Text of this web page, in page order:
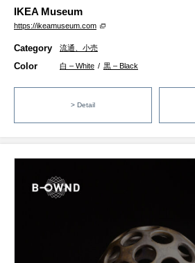
IKEA Museum
https://ikeamuseum.com
Category 流通、小売
Color 白 – White / 黒 – Black
> Detail